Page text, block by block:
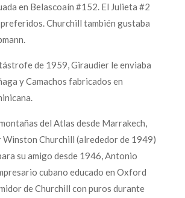
en Belascoaín #152. El Julieta #2
Churchill también gustaba
de 1959, Giraudier le enviaba
y Camachos fabricados en
del Atlas desde Marrakech,
Winston Churchill (alrededor de 1949)
su amigo desde 1946, Antonio
cubano educado en Oxford
de Churchill con puros durante